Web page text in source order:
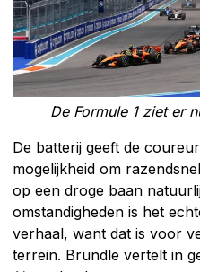
De Formule 1 ziet er
De batterij geeft de
mogelijkheid om
op een droge baan
omstandigheden is het
verhaal, want dat is voor
terrein. Brundle vertelt in